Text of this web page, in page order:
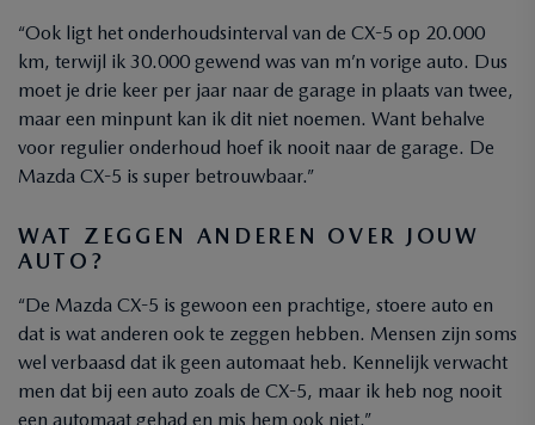
“Ook ligt het onderhoudsinterval van de CX-5 op 20.000
km, terwijl ik 30.000 gewend was van m’n vorige auto. Dus
moet je drie keer per jaar naar de garage in plaats van twee,
maar een minpunt kan ik dit niet noemen. Want behalve
voor regulier onderhoud hoef ik nooit naar de garage. De
Mazda CX-5 is super betrouwbaar.”
WAT ZEGGEN ANDEREN OVER JOUW
AUTO?
“De Mazda CX-5 is gewoon een prachtige, stoere auto en
dat is wat anderen ook te zeggen hebben. Mensen zijn soms
wel verbaasd dat ik geen automaat heb. Kennelijk verwacht
men dat bij een auto zoals de CX-5, maar ik heb nog nooit
een automaat gehad en mis hem ook niet.”